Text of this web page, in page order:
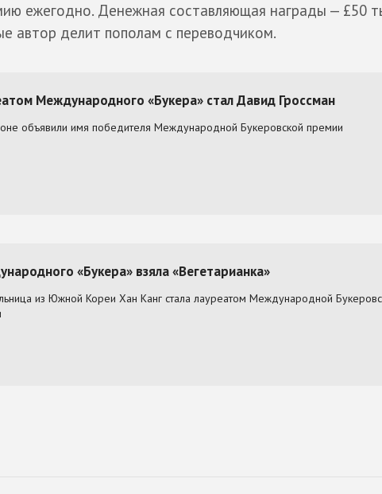
ежегодно. Денежная составляющая награды — £50
автор делит пополам с переводчиком.